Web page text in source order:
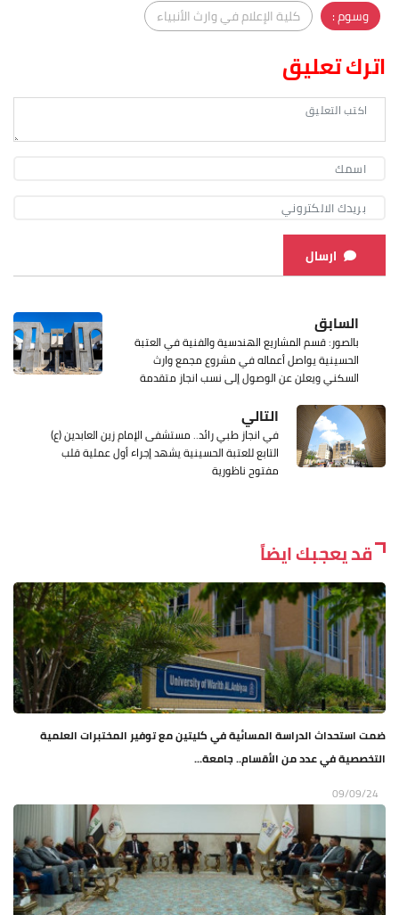
وسوم :
كلية الإعلام في وارث الأنبياء
اترك تعليق
ارسال
السابق
بالصور: قسم المشاريع الهندسية والفنية في العتبة
الحسينية يواصل أعماله في مشروع مجمع وارث
السكني ويعلن عن الوصول إلى نسب انجاز متقدمة
التالي
في انجاز طبي رائد.. مستشفى الإمام زين العابدين (ع)
التابع للعتبة الحسينية يشهد إجراء أول عملية قلب
مفتوح ناظورية
قد يعجبك ايضاً
ضمت استحداث الدراسة المسائية في كليتين مع توفير المختبرات العلمية
التخصصية في عدد من الأقسام.. جامعة...
09/09/24